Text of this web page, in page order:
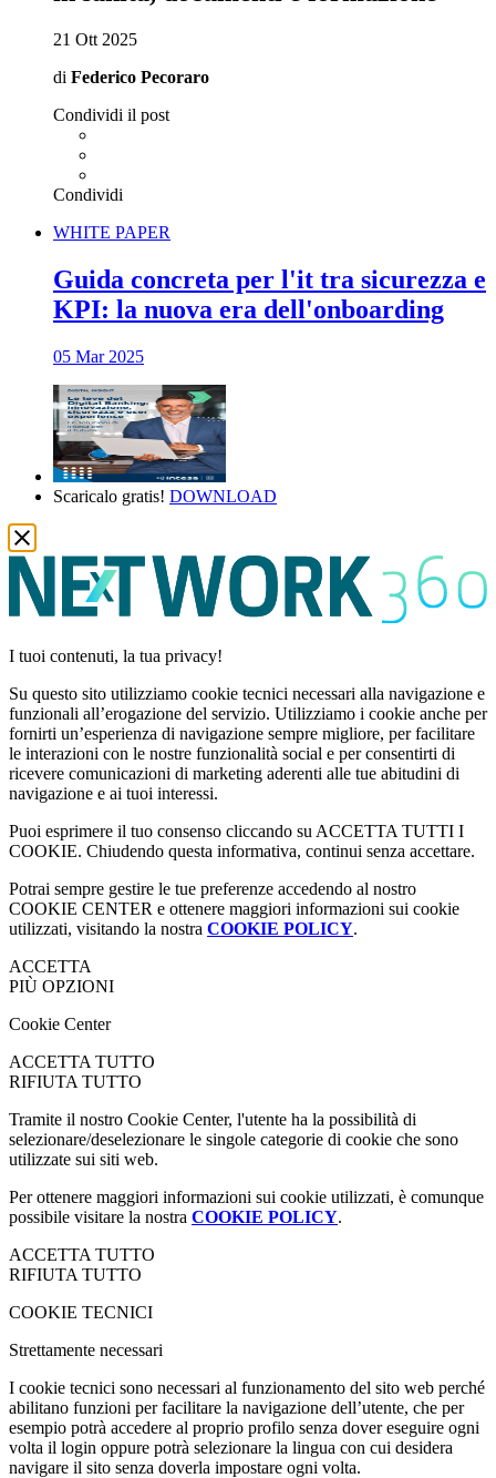
21 Ott 2025
di Federico Pecoraro
Condividi il post
Condividi
WHITE PAPER
Guida concreta per l'it tra sicurezza e
KPI: la nuova era dell'onboarding
05 Mar 2025
Scaricalo gratis! DOWNLOAD
I tuoi contenuti, la tua privacy!
Su questo sito utilizziamo cookie tecnici necessari alla navigazione e
funzionali all’erogazione del servizio. Utilizziamo i cookie anche per
fornirti un’esperienza di navigazione sempre migliore, per facilitare
le interazioni con le nostre funzionalità social e per consentirti di
ricevere comunicazioni di marketing aderenti alle tue abitudini di
navigazione e ai tuoi interessi.
Puoi esprimere il tuo consenso cliccando su ACCETTA TUTTI I
COOKIE. Chiudendo questa informativa, continui senza accettare.
Potrai sempre gestire le tue preferenze accedendo al nostro
COOKIE CENTER e ottenere maggiori informazioni sui cookie
utilizzati, visitando la nostra COOKIE POLICY.
ACCETTA
PIÙ OPZIONI
Cookie Center
ACCETTA TUTTO
RIFIUTA TUTTO
Tramite il nostro Cookie Center, l'utente ha la possibilità di
selezionare/deselezionare le singole categorie di cookie che sono
utilizzate sui siti web.
Per ottenere maggiori informazioni sui cookie utilizzati, è comunque
possibile visitare la nostra COOKIE POLICY.
ACCETTA TUTTO
RIFIUTA TUTTO
COOKIE TECNICI
Strettamente necessari
I cookie tecnici sono necessari al funzionamento del sito web perché
abilitano funzioni per facilitare la navigazione dell’utente, che per
esempio potrà accedere al proprio profilo senza dover eseguire ogni
volta il login oppure potrà selezionare la lingua con cui desidera
navigare il sito senza doverla impostare ogni volta.